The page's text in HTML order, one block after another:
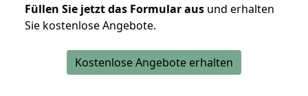
Füllen Sie jetzt das Formular aus und erhalten
Sie kostenlose Angebote.
Kostenlose Angebote erhalten